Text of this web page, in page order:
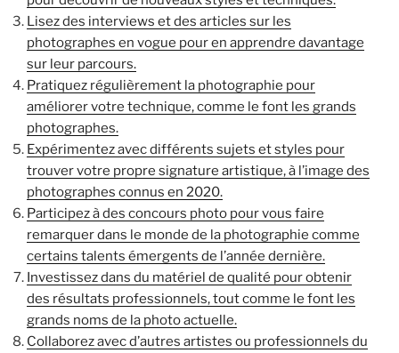
Lisez des interviews et des articles sur les
photographes en vogue pour en apprendre davantage
sur leur parcours.
Pratiquez régulièrement la photographie pour
améliorer votre technique, comme le font les grands
photographes.
Expérimentez avec différents sujets et styles pour
trouver votre propre signature artistique, à l’image des
photographes connus en 2020.
Participez à des concours photo pour vous faire
remarquer dans le monde de la photographie comme
certains talents émergents de l’année dernière.
Investissez dans du matériel de qualité pour obtenir
des résultats professionnels, tout comme le font les
grands noms de la photo actuelle.
Collaborez avec d’autres artistes ou professionnels du